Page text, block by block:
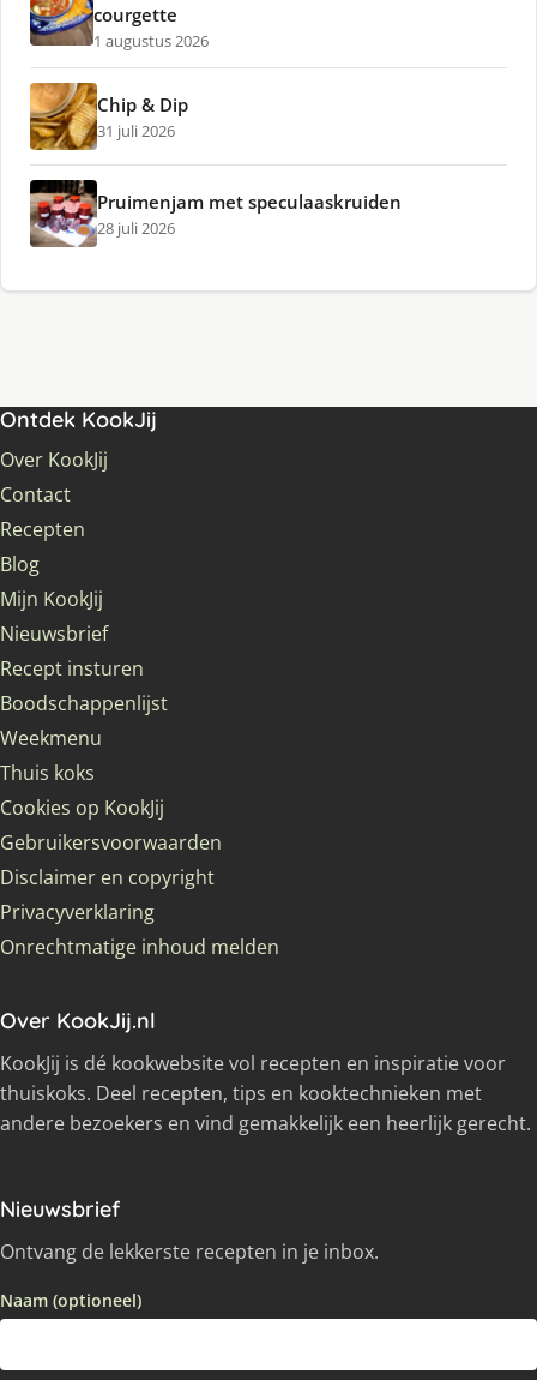
courgette
1 augustus 2026
Chip & Dip
31 juli 2026
Pruimenjam met speculaaskruiden
28 juli 2026
Ontdek KookJij
Over KookJij
Contact
Recepten
Blog
Mijn KookJij
Nieuwsbrief
Recept insturen
Boodschappenlijst
Weekmenu
Thuis koks
Cookies op KookJij
Gebruikersvoorwaarden
Disclaimer en copyright
Privacyverklaring
Onrechtmatige inhoud melden
Over KookJij.nl
KookJij is dé kookwebsite vol recepten en inspiratie voor
thuiskoks. Deel recepten, tips en kooktechnieken met
andere bezoekers en vind gemakkelijk een heerlijk gerecht.
Nieuwsbrief
Ontvang de lekkerste recepten in je inbox.
Naam (optioneel)